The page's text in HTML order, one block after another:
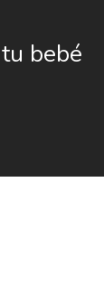
bebé